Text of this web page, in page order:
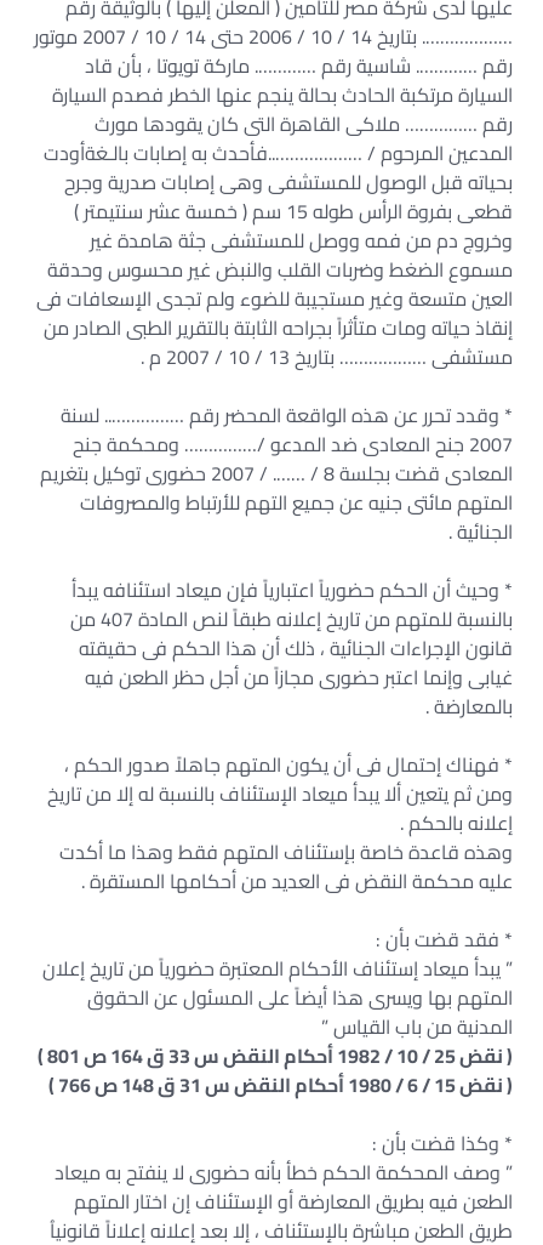
عليها لدى شركة مصر للتأمين ( المعلن إليها ) بالوثيقة رقم
………………. بتاريخ 14 / 10 / 2006 حتى 14 / 10 / 2007 موتور
رقم …………. شاسية رقم …………. ماركة تويوتا ، بأن قاد
السيارة مرتكبة الحادث بحالة ينجم عنها الخطر فصدم السيارة
رقم …………… ملاكى القاهرة التى كان يقودها مورث
المدعين المرحوم / ………………..فأحدث به إصابات بالـغةأودت
بحياته قبل الوصول للمستشفى وهى إصابات صدرية وجرح
قطعى بفروة الرأس طوله 15 سم ( خمسة عشر سنتيمتر )
وخروج دم من فمه ووصل للمستشفى جثة هامدة غير
مسموع الضغط وضربات القلب والنبض غير محسوس وحدقة
العين متسعة وغير مستجيبة للضوء ولم تجدى الإسعافات فى
إنقاذ حياته ومات متأثراً بجراحه الثابتة بالتقرير الطبى الصادر من
مستشفى ……………… بتاريخ 13 / 10 / 2007 م .
* وقدد تحرر عن هذه الواقعة المحضر رقم …………….. لسنة
2007 جنح المعادى ضد المدعو /…………… ومحكمة جنح
المعادى قضت بجلسة 8 / ……. / 2007 حضورى توكيل بتغريم
المتهم مائتى جنيه عن جميع التهم للأرتباط والمصروفات
الجنائية .
* وحيث أن الحكم حضورياً اعتبارياً فإن ميعاد استئنافه يبدأ
بالنسبة للمتهم من تاريخ إعلانه طبقاً لنص المادة 407 من
قانون الإجراءات الجنائية ، ذلك أن هذا الحكم فى حقيقته
غيابى وإنما اعتبر حضورى مجازاً من أجل حظر الطعن فيه
بالمعارضة .
* فهناك إحتمال فى أن يكون المتهم جاهلاً صدور الحكم ،
ومن ثم يتعين ألا يبدأ ميعاد الإستئناف بالنسبة له إلا من تاريخ
إعلانه بالحكم .
وهذه قاعدة خاصة بإستئناف المتهم فقط وهذا ما أكدت
عليه محكمة النقض فى العديد من أحكامها المستقرة .
* فقد قضت بأن :
” يبدأ ميعاد إستئناف الأحكام المعتبرة حضورياً من تاريخ إعلان
المتهم بها ويسرى هذا أيضاً على المسئول عن الحقوق
المدنية من باب القياس ”
( نقض 25 / 10 / 1982 أحكام النقض س 33 ق 164 ص 801 )
( نقض 15 / 6 / 1980 أحكام النقض س 31 ق 148 ص 766 )
* وكذا قضت بأن :
” وصف المحكمة الحكم خطأ بأنه حضورى لا ينفتح به ميعاد
الطعن فيه بطريق المعارضة أو الإستئناف إن اختار المتهم
طريق الطعن مباشرة بالإستئناف ، إلا بعد إعلانه إعلاناً قانونياُ